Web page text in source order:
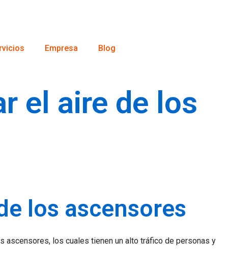
Empresa Blog
el aire de los
los ascensores
los cuales tienen un alto tráfico de personas y